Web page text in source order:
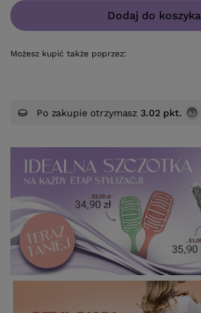
Dodaj do koszyka
Możesz kupić także poprzez:
Po zakupie otrzymasz 3.02 pkt.